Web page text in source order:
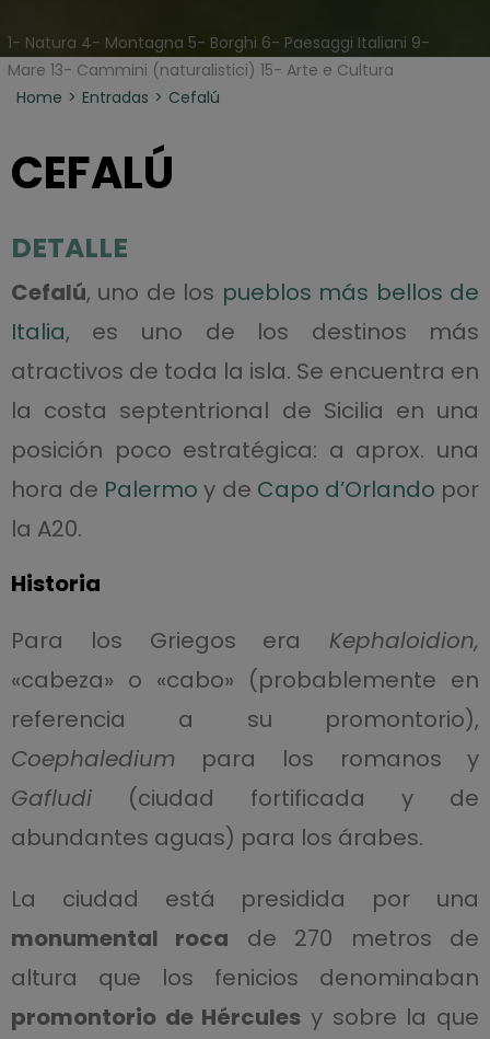
1- Natura 4- Montagna 5- Borghi 6- Paesaggi Italiani 9-
Mare 13- Cammini (naturalistici) 15- Arte e Cultura
Home
Entradas Cefalú
CEFALÚ
DETALLE
Cefalú, uno de los pueblos más bellos de
Italia, es uno de los destinos más
atractivos de toda la isla. Se encuentra en
la costa septentrional de Sicilia en una
posición poco estratégica: a aprox. una
hora de Palermo y de Capo d’Orlando por
la A20.
Historia
Para los Griegos era Kephaloidion,
«cabeza» o «cabo» (probablemente en
referencia a su promontorio),
Coephaledium para los romanos y
Gafludi(ciudad fortificada y de
abundantes aguas) para los árabes.
La ciudad está presidida por una
monumental roca de 270 metros de
altura que los fenicios denominaban
promontorio de Hércules y sobre la que